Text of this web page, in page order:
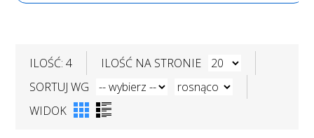
ILOŚĆ: 4
ILOŚĆ NA STRONIE
SORTUJ WG
WIDOK